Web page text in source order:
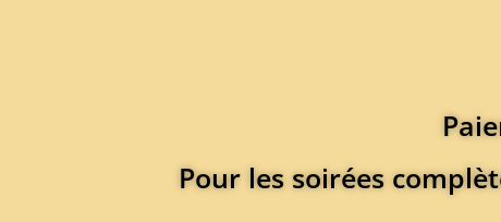
Pour les soirées